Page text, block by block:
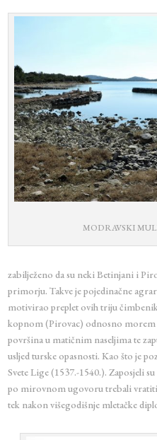
MODRAVSKI
zabilježeno da su neki Betinjani i
primorju. Takve je pojedinačne
motivirao preplet ovih triju
kopnom (Pirovac) odnosno
površina u matičnim naseljima te
usljed turske opasnosti. Kao što je
Svete Lige (1537.-1540.). Zaposjeli
po mirovnom ugovoru trebali
tek nakon višegodišnje mletačke